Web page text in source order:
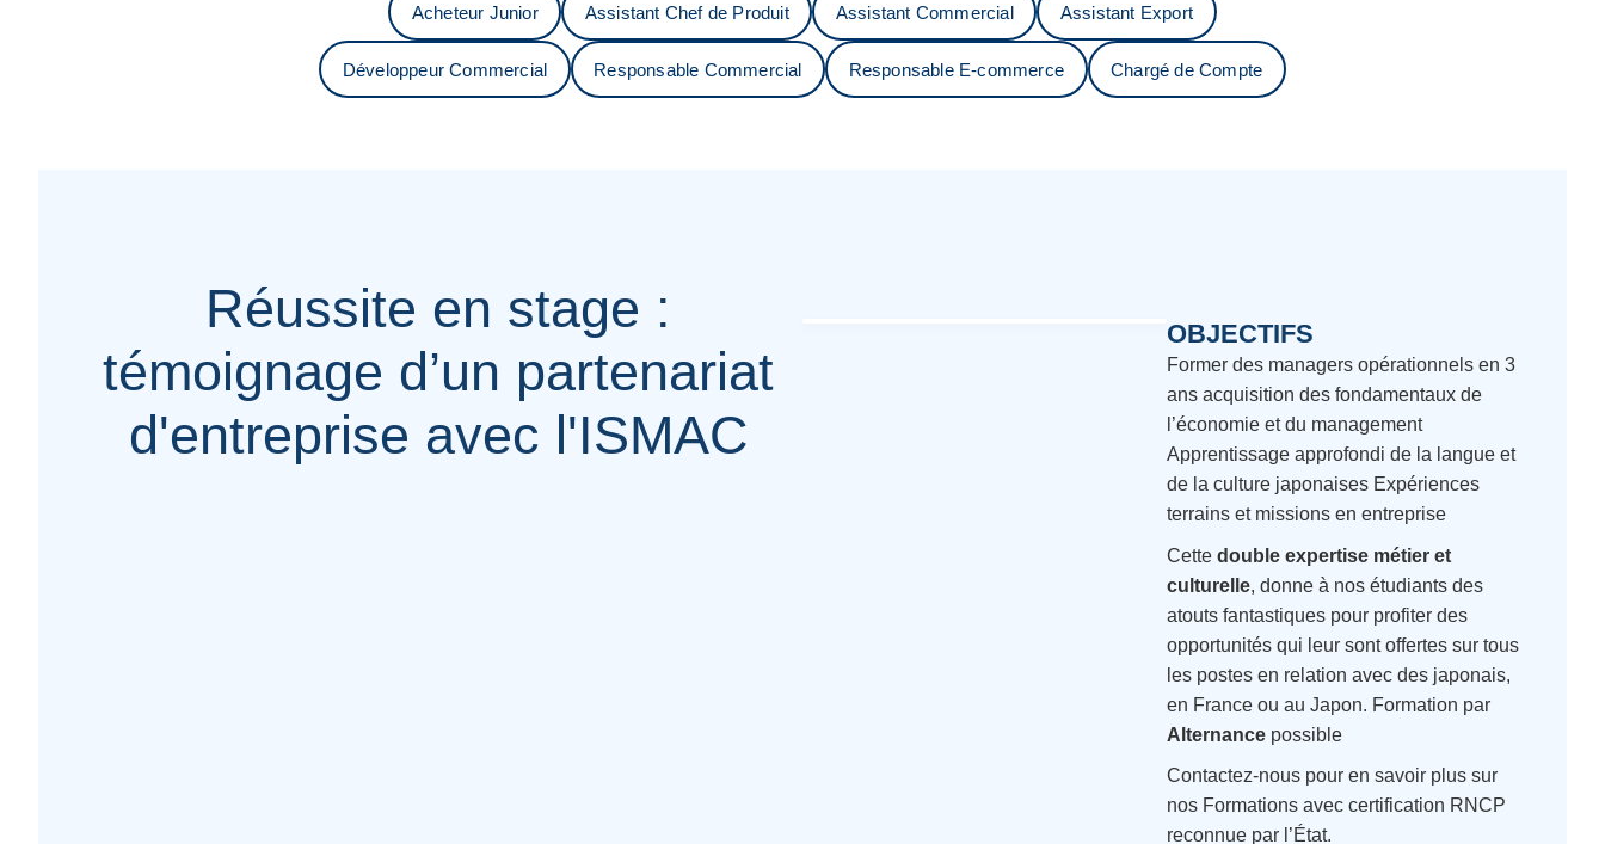
Acheteur Junior Assistant Chef de Produit Assistant Commercial Assistant Export
Développeur Commercial Responsable Commercial Responsable E-commerce Chargé de Compte
Réussite en stage :
témoignage d’un partenariat
d'entreprise avec l'ISMAC
OBJECTIFS
Former des managers opérationnels en 3
ans acquisition des fondamentaux de
l’économie et du management
Apprentissage approfondi de la langue et
de la culture japonaises Expériences
terrains et missions en entreprise
Cette double expertise métier et
culturelle, donne à nos étudiants des
atouts fantastiques pour profiter des
opportunités qui leur sont offertes sur tous
les postes en relation avec des japonais,
en France ou au Japon. Formation par
Alternance possible
Contactez-nous pour en savoir plus sur
nos Formations avec certification RNCP
reconnue par l’État.